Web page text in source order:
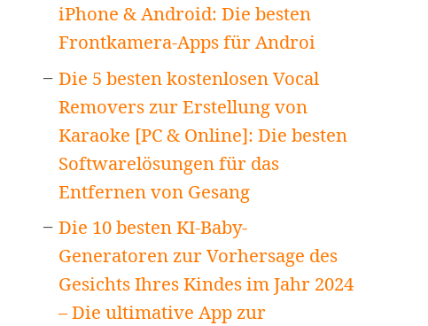
iPhone & Android: Die besten
Frontkamera-Apps für Androi
Die 5 besten kostenlosen Vocal
Removers zur Erstellung von
Karaoke [PC & Online]: Die besten
Softwarelösungen für das
Entfernen von Gesang
Die 10 besten KI-Baby-
Generatoren zur Vorhersage des
Gesichts Ihres Kindes im Jahr 2024
– Die ultimative App zur